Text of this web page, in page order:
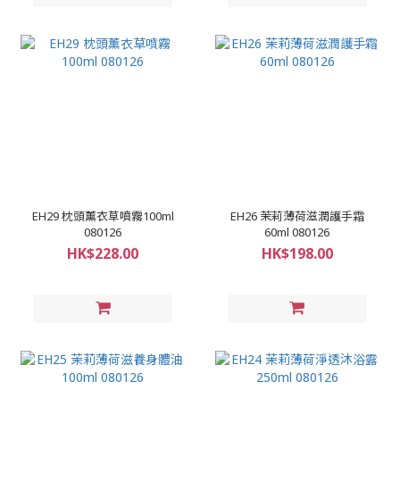
EH29 枕頭薰衣草噴霧100ml
080126
HK$228.00
EH26 茉莉薄荷滋潤護手霜
60ml 080126
HK$198.00